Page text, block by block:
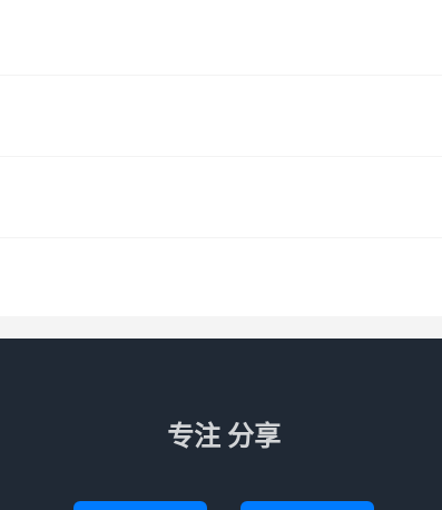
专注 分享